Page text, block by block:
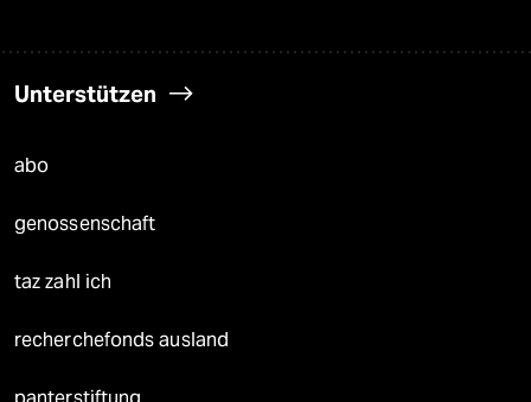
Unterstützen
abo
genossenschaft
taz zahl ich
recherchefonds ausland